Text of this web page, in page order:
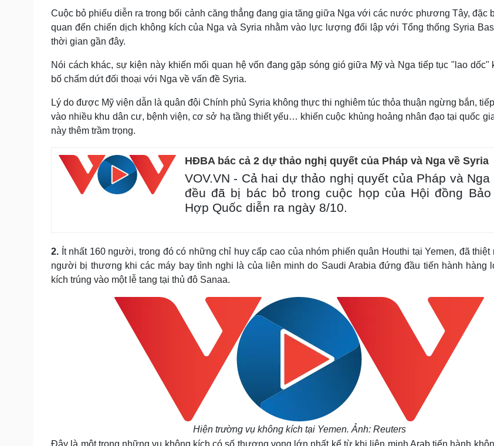
Cuộc bỏ phiếu diễn ra trong bối cảnh căng thẳng đang gia tăng giữa Nga với các nước phương Tây, đặc
quan đến chiến dịch không kích của Nga và Syria nhằm vào lực lượng đối lập với Tổng thống Syria
thời gian gần đây.
Nói cách khác, sự kiện này khiến mối quan hệ vốn đang gặp sóng gió giữa Mỹ và Nga tiếp tục "lao dốc"
bố chấm dứt đối thoại với Nga về vấn đề Syria.
Lý do được Mỹ viện dẫn là quân đội Chính phủ Syria không thực thi nghiêm túc thỏa thuận ngừng bắn,
vào nhiều khu dân cư, bệnh viện, cơ sở hạ tầng thiết yếu… khiến cuộc khủng hoảng nhân đạo tại quốc
này thêm trầm trọng.
HĐBA bác cả 2 dự thảo nghị quyết của Pháp và Nga về Syria
VOV.VN - Cả hai dự thảo nghị quyết của Pháp và Nga
đều đã bị bác bỏ trong cuộc họp của Hội đồng
Hợp Quốc diễn ra ngày 8/10.
2. Ít nhất 160 người, trong đó có những chỉ huy cấp cao của nhóm phiến quân Houthi tại Yemen, đã thiệt
người bị thương khi các máy bay tình nghi là của liên minh do Saudi Arabia đứng đầu tiến hành hàng
kích trúng vào một lễ tang tại thủ đô Sanaa.
Hiện trường vụ không kích tại Yemen. Ảnh: Reuters
Đây là một trong những vụ không kích có số thương vong lớn nhất kể từ khi liên minh Arab tiến hành